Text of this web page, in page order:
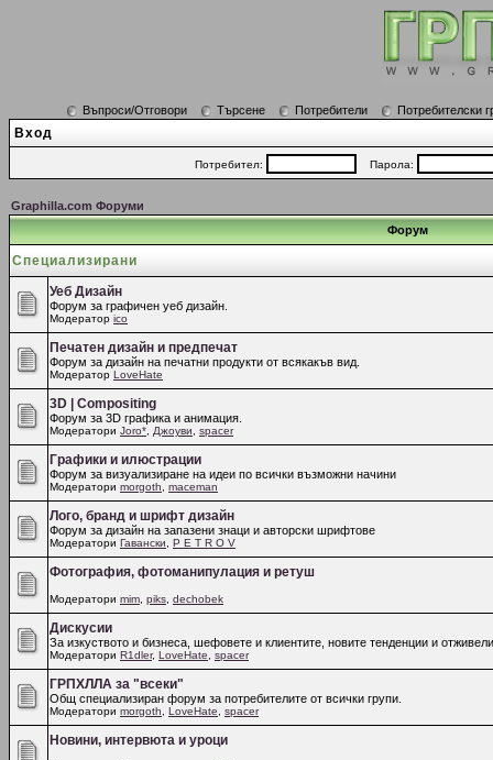
Въпроси/Отговори Търсене Потребители Потребителски
Вход
Потребител: Парола:
Graphilla.com Форуми
Форум
Специализирани
Уеб Дизайн
Форум за графичен уеб дизайн.
Модератор ico
Печатен дизайн и предпечат
Форум за дизайн на печатни продукти от всякакъв вид.
Модератор LoveHate
3D | Compositing
Форум за 3D графика и анимация.
Модератори Joro* Джоуви spacer
Графики и илюстрации
Форум за визуализиране на идеи по всички възможни начини
Модератори morgoth maceman
Лого, бранд и шрифт дизайн
Форум за дизайн на запазени знаци и авторски шрифтове
Модератори Гавански P E T R O V
Фотография, фотоманипулация и ретуш
Модератори mim piks dechobek
Дискусии
За изкуството и бизнеса, шефовете и клиентите, новите тенденции и
Модератори R1dler, LoveHate spacer
ГРПХЛЛА за "всеки"
Общ специализиран форум за потребителите от всички групи.
Модератори morgoth LoveHate spacer
Новини, интервюта и уроци